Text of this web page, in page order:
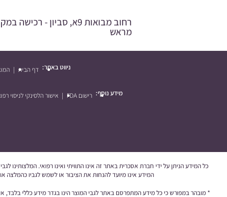
רחוב מבואות 9א, סביון -
מראש
ניווט באתר: דף הבית
מידע נוסף: רישום FDA אישור הלסינקי לניסוי
כל המידע הניתן על ידי חברת אסכרית באתר זה אינו התוויתי ואינו רפואי. המלצותינו
המידע אינו מיועד להנחות את הציבור או לשמש לגביו כהמלצה
* מובהר במפורש כי כל מידע המתפרסם באתר לגבי המוצר הינו בגדר מידע כללי בלבד,